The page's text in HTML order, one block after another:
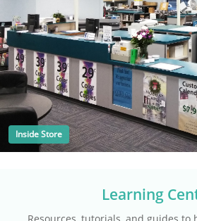
Inside Store
Learning